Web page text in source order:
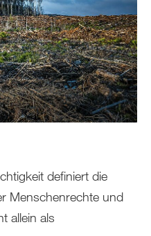
definiert die
Menschenrechte und
allein als